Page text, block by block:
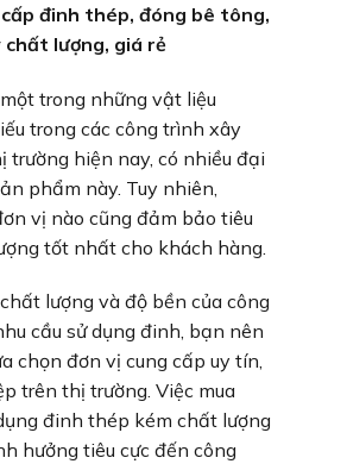
đinh thép, đóng bê tông,
chất lượng, giá rẻ
trong những vật liệu
trong các công trình xây
trường hiện nay, có nhiều đại
phẩm này. Tuy nhiên,
vị nào cũng đảm bảo tiêu
tốt nhất cho khách hàng.
lượng và độ bền của công
cầu sử dụng đinh, bạn nên
chọn đơn vị cung cấp uy tín,
trên thị trường. Việc mua
đinh thép kém chất lượng
hưởng tiêu cực đến công